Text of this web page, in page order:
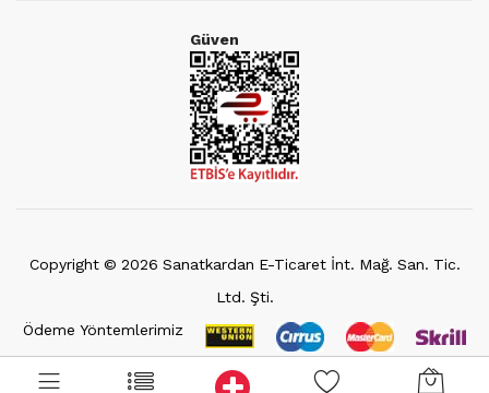
Güven
Copyright © 2026 Sanatkardan E-Ticaret İnt. Mağ. San. Tic.
Ltd. Şti.
Ödeme Yöntemlerimiz